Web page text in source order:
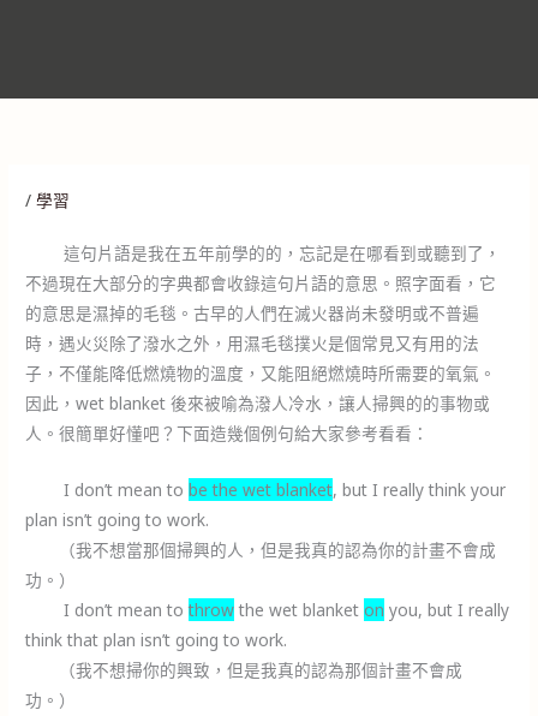
/學習
這句片語是我在五年前學的的，忘記是在哪看到或聽到了，
不過現在大部分的字典都會收錄這句片語的意思。照字面看，它
的意思是濕掉的毛毯。古早的人們在滅火器尚未發明或不普遍
時，遇火災除了潑水之外，用濕毛毯撲火是個常見又有用的法
子，不僅能降低燃燒物的溫度，又能阻絕燃燒時所需要的氧氣。
因此，wet blanket 後來被喻為潑人冷水，讓人掃興的的事物或
人。很簡單好懂吧？下面造幾個例句給大家參考看看：
I don’t mean tobe the wet blanket, but I really think your
plan isn’t going to work.
（我不想當那個掃興的人，但是我真的認為你的計畫不會成
功。）
I don’t mean tothrow the wet blanket on you, but I really
think that plan isn’t going to work.
（我不想掃你的興致，但是我真的認為那個計畫不會成
功。）